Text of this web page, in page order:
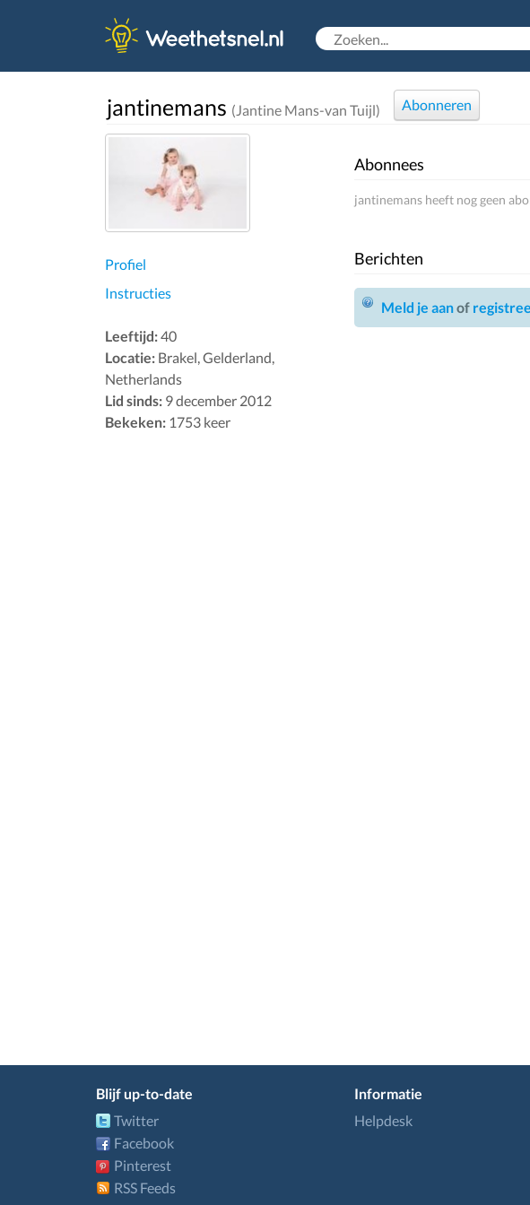
jantinemans (Jantine Mans-van Tuijl) Abonneren
Profiel
Instructies
Leeftijd:40
Locatie: Brakel, Gelderland,
Netherlands
Lid sinds: 9 december 2012
Bekeken: 1753 keer
Abonnees
jantinemans heeft nog geen
Berichten
Meld je aanof
Blijf up-to-date
Twitter
Facebook
Pinterest
RSS Feeds
Informatie
Helpdesk